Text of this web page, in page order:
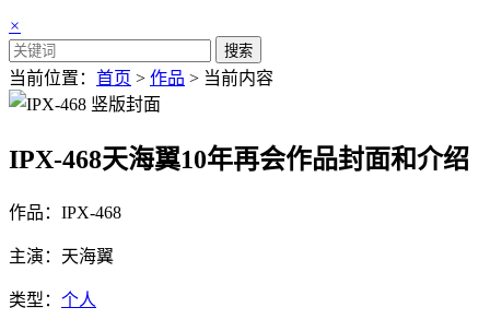
×
搜索
当前位置： 首页 > 作品 > 当前内容
IPX-468天海翼10年再会作品封面和介绍
作品：IPX-468
主演：天海翼
类型： 个人